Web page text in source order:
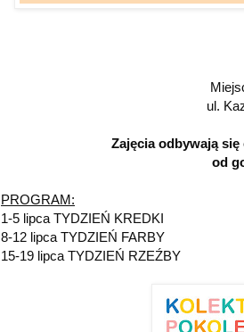
ul.
Zajęcia odbywają
od
PROGRAM:
1-5 lipca TYDZIEŃ KREDKI
8-12 lipca TYDZIEŃ FARBY
15-19 lipca TYDZIEŃ RZEŹBY